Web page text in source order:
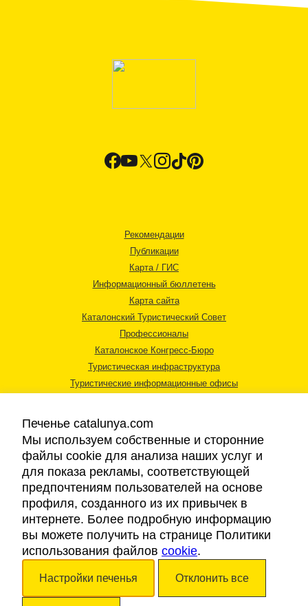
Рекомендации
Публикации
Карта / ГИС
Информационный бюллетень
Карта сайта
Каталонский Туристический Совет
Профессионалы
Каталонское Конгресс-Бюро
Туристическая инфраструктура
Туристические информационные офисы
Правовая информация
Cookies
Доступность
Авторские права © 2026. Каталонский Туристический Совет. Все права
Печенье catalunya.com
Мы используем собственные и сторонние
файлы cookie для анализа наших услуг и
для показа рекламы, соответствующей
предпочтениям пользователей на основе
профиля, созданного из их привычек в
интернете. Более подробную информацию
вы можете получить на странице Политики
использования файлов cookie.
Настройки печенья Отклонить все